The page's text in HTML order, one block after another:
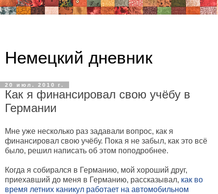
Немецкий дневник
20 июл. 2010 г.
Как я финансировал свою учёбу в
Германии
Мне уже несколько раз задавали вопрос, как я
финансировал свою учёбу. Пока я не забыл, как это всё
было, решил написать об этом поподробнее.
Когда я собирался в Германию, мой хороший друг,
приехавший до меня в Германию, рассказывал, как во
время летних каникул работает на автомобильном